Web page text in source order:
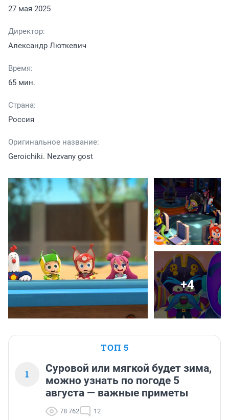
27 мая 2025
Директор:
Александр Люткевич
Время:
65 мин.
Страна:
Россия
Оригинальное название:
Geroichiki. Nezvany gost
+4
ТОП 5
1
Суровой или мягкой будет зима,
можно узнать по погоде 5
августа — важные приметы
78 762 12